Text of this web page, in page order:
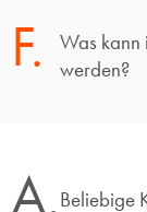
F.
Was kann
werden?
A.Beliebige